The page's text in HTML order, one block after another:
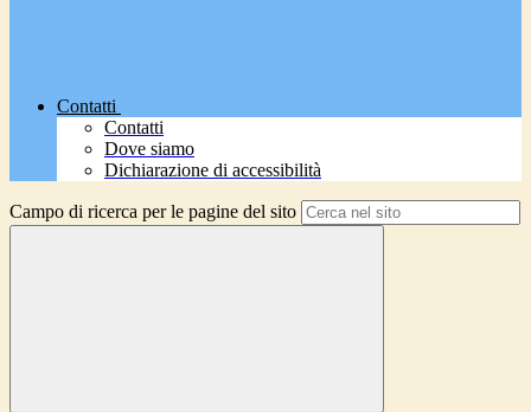
Contatti
Contatti
Dove siamo
Dichiarazione di accessibilità
Campo di ricerca per le pagine del sito